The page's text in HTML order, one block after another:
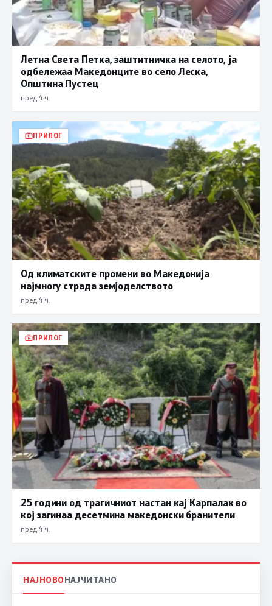
Летна Света Петка, заштитничка на селото, ја
одбележаа Македонците во село Леска,
Општина Пустец
пред 4 ч.
ПРИЛОГ
Од климатските промени во Македонија
најмногу страда земјоделството
пред 4 ч.
ПРИЛОГ
25 години од трагичниот настан кај Карпалак во
кој загинаа десетмина македонски бранители
пред 4 ч.
НАЈНОВОНАЈЧИТАНО